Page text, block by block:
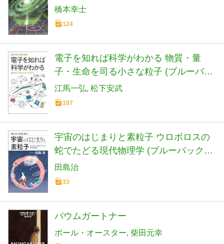
クス B 2325)
橋本幸士
124
電子を知れば科学がわかる 物質・量
子・生命を司る小さな粒子 (ブルーバッ
クス B 2297)
江馬一弘 松下安武
107
宇宙のはじまりと素粒子 ウロボロスの
蛇でたどる現代物理学 (ブルーバックス
B 2328)
田島治
33
バウムガートナー
ポール・オースター 柴田元幸